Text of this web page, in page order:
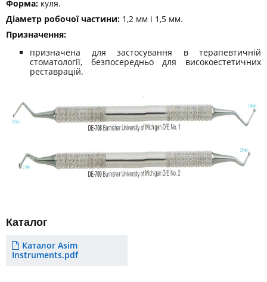
Форма: куля.
Діаметр робочої частини: 1,2 мм і 1,5 мм.
Призначення:
призначена для застосування в терапевтичній
стоматології, безпосередньо для високоестетичних
реставрацій.
Каталог
Каталог Asim
Instruments.pdf